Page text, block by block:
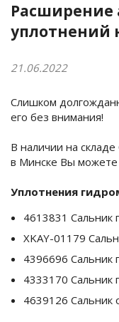
Расширение
уплотнений
21.06.2022
Слишком
его без внимания!
В наличии на
в Минске Вы можете
Уплотнения
4613831 Сальник
XKAY-01179
4396696 Сальник
4333170 Сальник
4639126 Сальник